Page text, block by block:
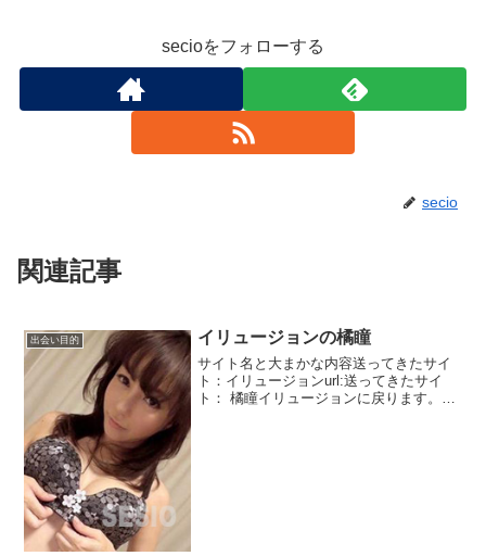
secioをフォローする
secio
関連記事
出会い目的 イリュージョンの橘瞳
サイト名と大まかな内容送ってきたサイ
ト：イリュージョンurl:送ってきたサイ
ト： 橘瞳イリュージョンに戻ります。支